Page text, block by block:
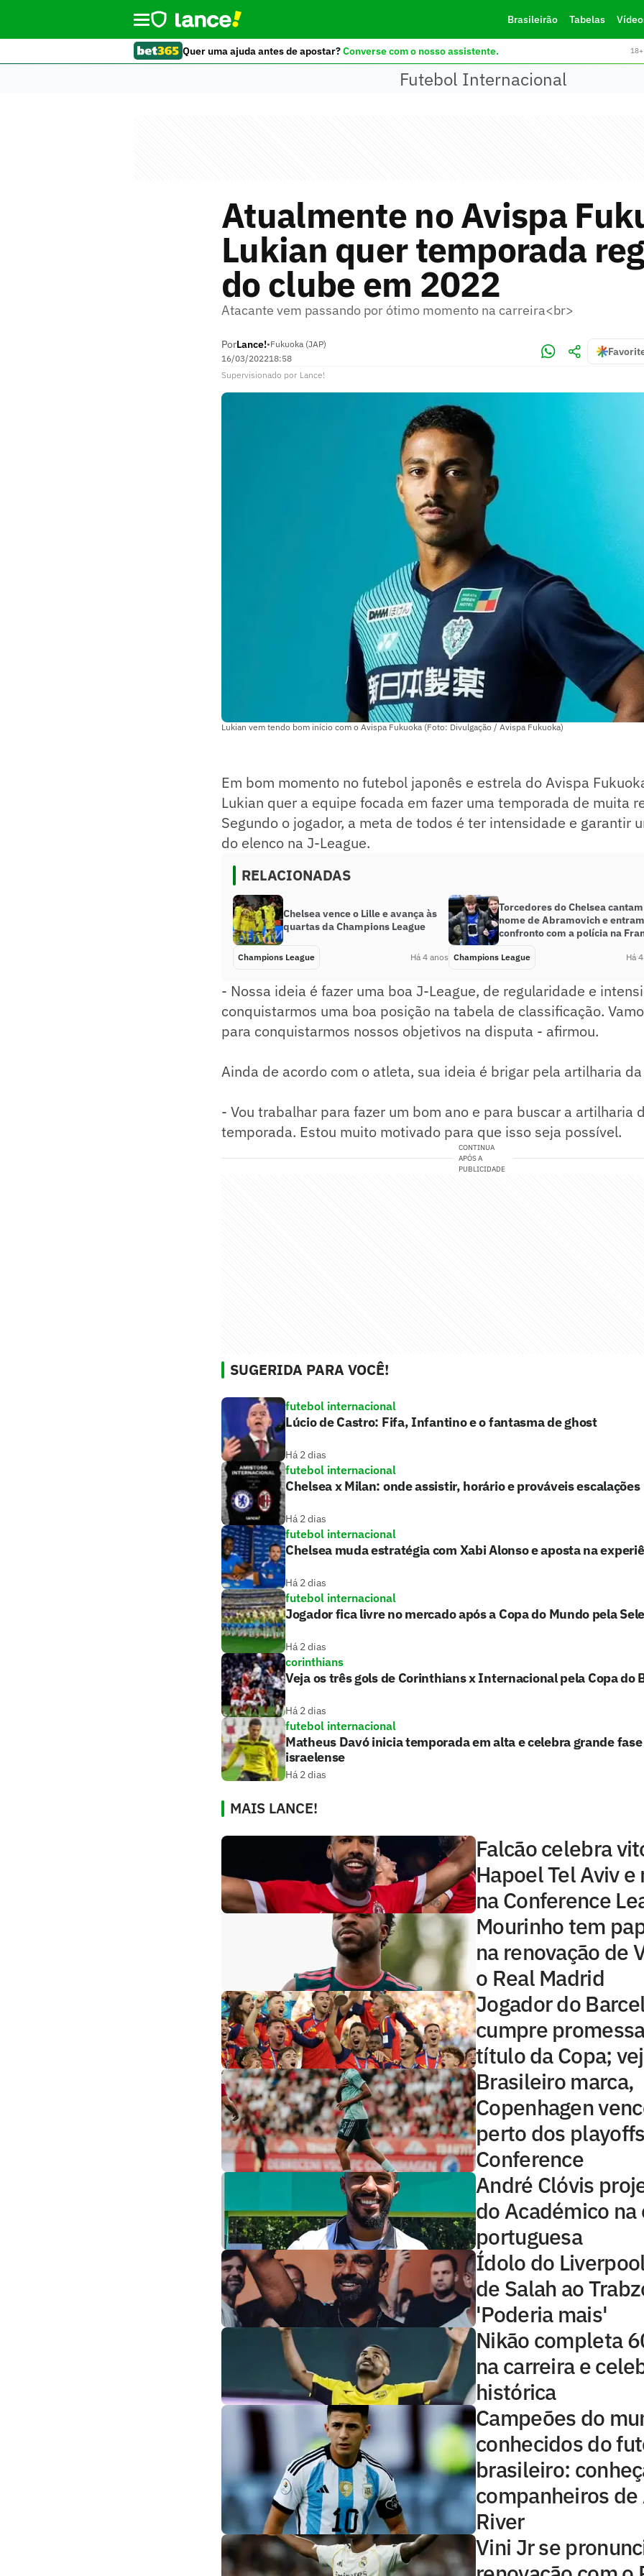
Brasileirão Tabelas
Quer uma ajuda antes de apostar?Converse com o nosso assistente.
Futebol Internacional
Atualmente no Avispa
Lukian quer temporada
do clube em 2022
Atacante vem passando por ótimo momento na carreira<br>
PorLance!•Fukuoka (JAP)
16/03/202218:58
Supervisionado por Lance!
Lukian vem tendo bom início com o Avispa Fukuoka (Foto: Divulgação / Avispa Fukuoka)
Em bom momento no futebol japonês e estrela do Avispa
Lukian quer a equipe focada em fazer uma temporada de muita
Segundo o jogador, a meta de todos é ter intensidade e garantir
do elenco na J-League.
RELACIONADAS
Chelsea vence o Lille e avança às
quartas da Champions League
Champions League Há 4 anos
Torcedores do Chelsea cantam
nome de Abramovich e
confronto com a polícia na
Champions League Há
- Nossa ideia é fazer uma boa J-League, de regularidade e
conquistarmos uma boa posição na tabela de classificação.
para conquistarmos nossos objetivos na disputa - afirmou.
Ainda de acordo com o atleta, sua ideia é brigar pela artilharia
- Vou trabalhar para fazer um bom ano e para buscar a artilharia
temporada. Estou muito motivado para que isso seja possível.
CONTINUA
APÓS A
PUBLICIDADE
SUGERIDA PARA VOCÊ!
futebol internacional
Lúcio de Castro: Fifa, Infantino e o fantasma de ghost
Há 2 dias
futebol internacional
Chelsea x Milan: onde assistir, horário e prováveis escalações
Há 2 dias
futebol internacional
Chelsea muda estratégia com Xabi Alonso e aposta na
Há 2 dias
futebol internacional
Jogador fica livre no mercado após a Copa do Mundo pela
Há 2 dias
corinthians
Veja os três gols de Corinthians x Internacional pela Copa do
Há 2 dias
futebol internacional
Matheus Davó inicia temporada em alta e celebra grande
israelense
Há 2 dias
MAIS LANCE!
Falcão celebra
Hapoel Tel Aviv e
na Conference
Mourinho tem
na renovação de
o Real Madrid
Jogador do
cumpre
título da Copa;
Brasileiro marca,
Copenhagen
perto dos
Conference
André Clóvis
do Académico
portuguesa
Ídolo do
de Salah ao
'Poderia mais'
Nikão completa
na carreira e
histórica
Campeões do
conhecidos do
brasileiro:
companheiros
River
Vini Jr se